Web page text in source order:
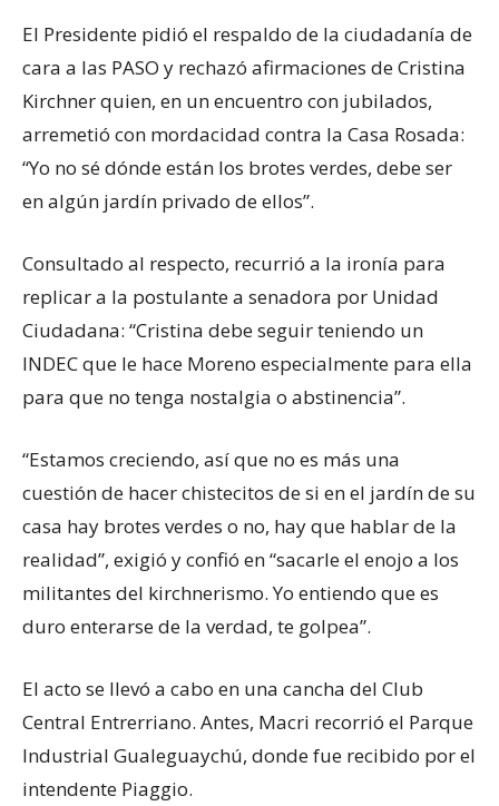
El Presidente pidió el respaldo de la ciudadanía de
cara a las PASO y rechazó afirmaciones de Cristina
Kirchner quien, en un encuentro con jubilados,
arremetió con mordacidad contra la Casa Rosada:
“Yo no sé dónde están los brotes verdes, debe ser
en algún jardín privado de ellos”.
Consultado al respecto, recurrió a la ironía para
replicar a la postulante a senadora por Unidad
Ciudadana: “Cristina debe seguir teniendo un
INDEC que le hace Moreno especialmente para ella
para que no tenga nostalgia o abstinencia”.
“Estamos creciendo, así que no es más una
cuestión de hacer chistecitos de si en el jardín de su
casa hay brotes verdes o no, hay que hablar de la
realidad”, exigió y confió en “sacarle el enojo a los
militantes del kirchnerismo. Yo entiendo que es
duro enterarse de la verdad, te golpea”.
El acto se llevó a cabo en una cancha del Club
Central Entrerriano. Antes, Macri recorrió el Parque
Industrial Gualeguaychú, donde fue recibido por el
intendente Piaggio.